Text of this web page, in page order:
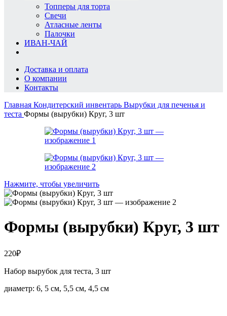
Топперы для торта
Свечи
Атласные ленты
Палочки
ИВАН-ЧАЙ
Доставка и оплата
О компании
Контакты
Главная Кондитерский инвентарь Вырубки для печенья и
теста Формы (вырубки) Круг, 3 шт
Нажмите, чтобы увеличить
Формы (вырубки) Круг, 3 шт
220₽
Набор вырубок для теста, 3 шт
диаметр: 6, 5 см, 5,5 см, 4,5 см